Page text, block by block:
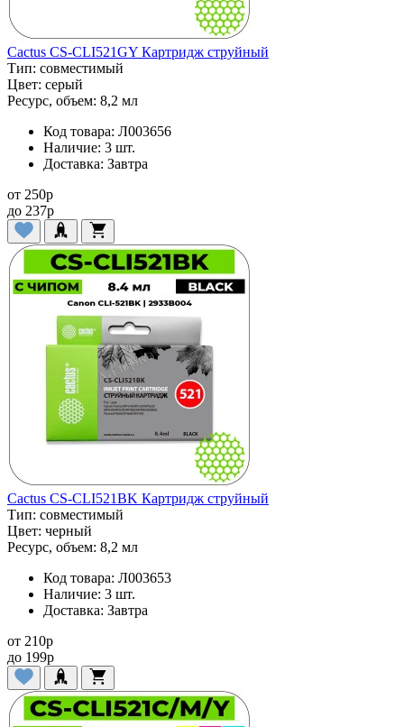
Cactus CS-CLI521GY Картридж струйный
Тип: совместимый
Цвет: серый
Ресурс, объем: 8,2 мл
Код товара: Л003656
Наличие: 3 шт.
Доставка: Завтра
от 250p
до 237p
Cactus CS-CLI521BK Картридж струйный
Тип: совместимый
Цвет: черный
Ресурс, объем: 8,2 мл
Код товара: Л003653
Наличие: 3 шт.
Доставка: Завтра
от 210p
до 199p